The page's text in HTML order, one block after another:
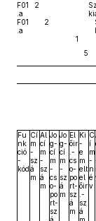
F01
.a
2
F01
.a
2
1
5
Fu
nk
ció
-
kód
Cí
m
-
sz
á
m
Al
cí
m
-
sz
á
m
Jo
g-
cí
m
-
cs
o-
po
rt-
sz
Jo
g-
cí
m
-
sz
á
m
El
őir
.-
cs
o-
po
rt-
sz
á
m
Ki
-
e
m
elt
el
őir
.-
sz
á
C
í
m
-
n
é
v